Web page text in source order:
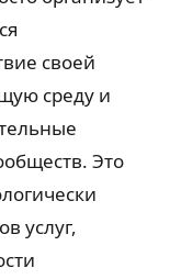
своей
среду и
Это
услуг,